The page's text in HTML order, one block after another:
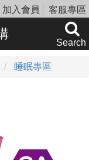
加入會員 客服專區
Search
睡眠專區